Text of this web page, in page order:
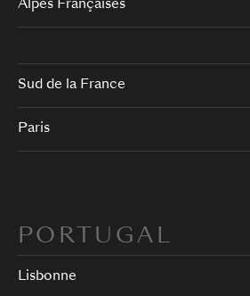
Alpes Françaises
Sud de la France
Paris
PORTUGAL
Lisbonne